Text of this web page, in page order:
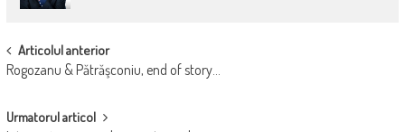
POST
NAVIGATION
Articolul anterior
Rogozanu & Pătrăşconiu, end of story…
Urmatorul articol